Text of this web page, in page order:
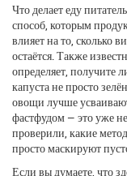
Что делает еду
способ, которым
влияет на то, сколько
остаётся . Также
определяет, получите
капуста не просто
овощи лучше
фастфудом — это уже
проверили, какие
просто маскируют
Если вы думаете, что